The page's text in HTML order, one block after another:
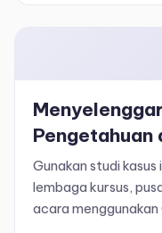
Pengetahuan
Gunakan studi
lembaga kursus,
acara menggunakan